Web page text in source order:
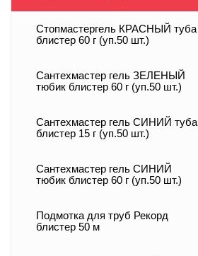
Стопмастергель КРАСНЫЙ туба
блистер 60 г (уп.50 шт.)
Сантехмастер гель ЗЕЛЕНЫЙ
тюбик блистер 60 г (уп.50 шт.)
Сантехмастер гель СИНИЙ туба
блистер 15 г (уп.50 шт.)
Сантехмастер гель СИНИЙ
тюбик блистер 60 г (уп.50 шт.)
Подмотка для труб Рекорд
блистер 50 м